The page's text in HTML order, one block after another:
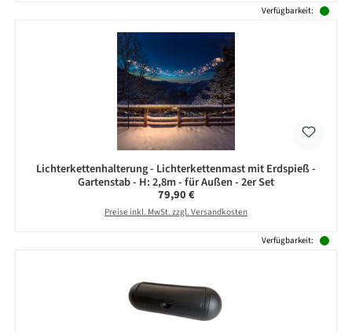
Verfügbarkeit:
Lichterkettenhalterung - Lichterkettenmast mit Erdspieß -
Gartenstab - H: 2,8m - für Außen - 2er Set
Regulärer Preis:
79,90 €
Preise inkl. MwSt. zzgl. Versandkosten
Verfügbarkeit: